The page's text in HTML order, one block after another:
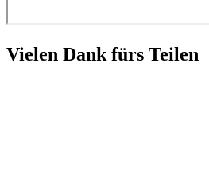
Vielen Dank fürs Teilen